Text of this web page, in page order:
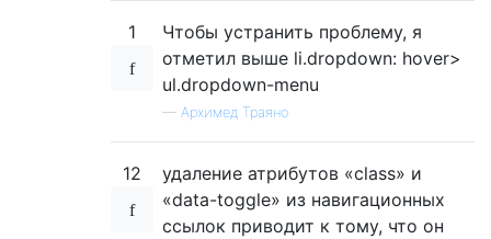
1
Чтобы устранить проблему, я
отметил выше li.dropdown: hover>
ul.dropdown-menu
— Архимед Траяно
12
удаление атрибутов «class» и
«data-toggle» из навигационных
ссылок приводит к тому, что он